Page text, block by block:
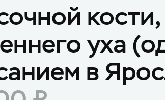
уха
в